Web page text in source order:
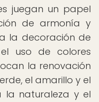
juegan un papel
de armonía y
la decoración de
uso de colores
la renovación
el amarillo y el
la naturaleza y el